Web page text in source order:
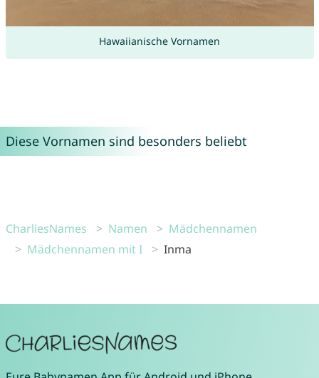
Hawaiianische Vornamen
Diese Vornamen sind besonders beliebt
CharliesNames Namen
Mädchennamen
Mädchennamen mit I
Inma